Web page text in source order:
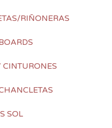
RIÑONERAS
CINTURONES
SOL